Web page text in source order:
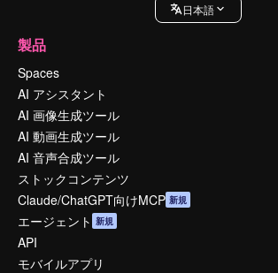
日本語
製品
Spaces
AI アシスタント
AI 画像生成ツール
AI 動画生成ツール
AI 音声合成ツール
ストックコンテンツ
Claude/ChatGPT向けMCP 新規
エージェント 新規
API
モバイルアプリ